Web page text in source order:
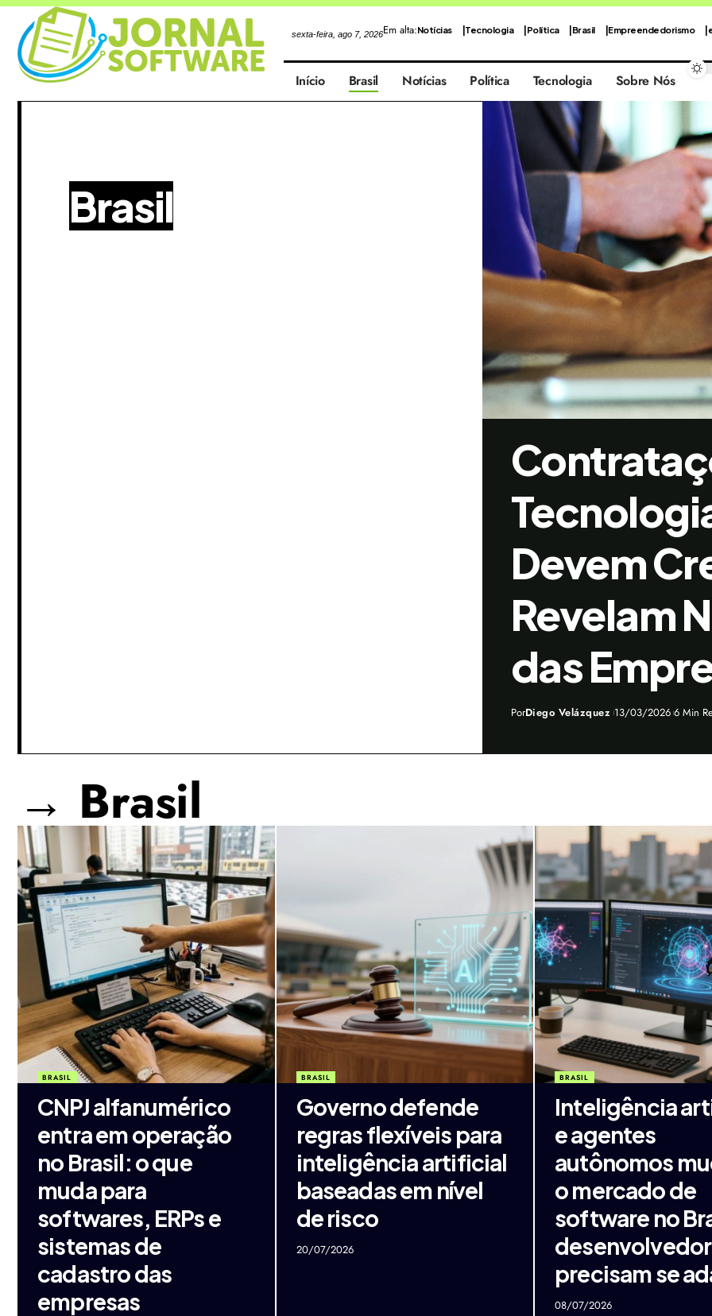
sexta-feira, ago 7, 2026Em alta:Notícias Tecnologia Política Brasil Empreendedorismo
Início Brasil Notícias Política Tecnologia Sobre Nós
Brasil
Devem
Revelam
das
PorDiego Velázquez 13/03/2026 6 Min
→ Brasil
BRASIL
CNPJ alfanumérico
entra em operação
no Brasil: o que
muda para
softwares, ERPs e
sistemas de
cadastro das
empresas
BRASIL
Governo defende
regras flexíveis para
inteligência artificial
baseadas em nível
de risco
20/07/2026
BRASIL
Inteligência
e agentes
autônomos
o mercado de
software no
precisam se
08/07/2026